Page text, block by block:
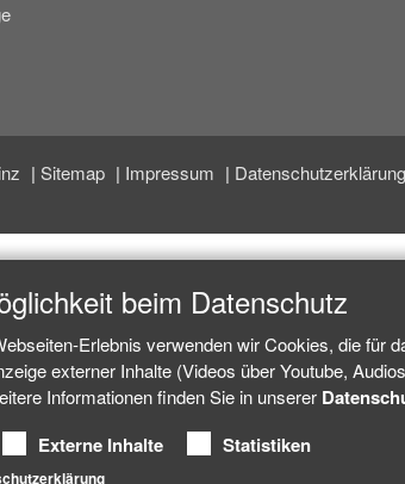
Sitemap Impressum Datenschutzerklärung
beim Datenschutz
Erlebnis verwenden wir Cookies, die für
externer Inhalte (Videos über Youtube,
Informationen finden Sie in unserer
Externe Inhalte Statistiken